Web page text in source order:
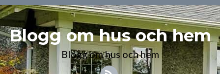
Blogg om hus och hem
Blogg om hus och hem